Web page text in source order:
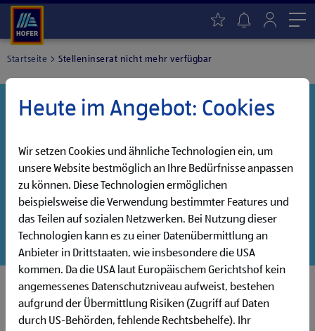
Startseite Stelleninserat nicht mehr verfügbar
haben noch weitere Jobs, die auf dich warten!
Danke für dein Interesse!
Entdecke unsere offenen Jobs oder abonniere deinen
persönlichen Jobalarm:
Jobsuche Jobalarm
Heute im Angebot: Cookies
Wir setzen Cookies und ähnliche Technologien ein, um
unsere Website bestmöglich an Ihre Bedürfnisse anpassen
zu können. Diese Technologien ermöglichen
beispielsweise die Verwendung bestimmter Features und
das Teilen auf sozialen Netzwerken. Bei Nutzung dieser
Technologien kann es zu einer Datenübermittlung an
Anbieter in Drittstaaten, wie insbesondere die USA
kommen. Da die USA laut Europäischem Gerichtshof kein
angemessenes Datenschutzniveau aufweist, bestehen
aufgrund der Übermittlung Risiken (Zugriff auf Daten
durch US-Behörden, fehlende Rechtsbehelfe). Ihr